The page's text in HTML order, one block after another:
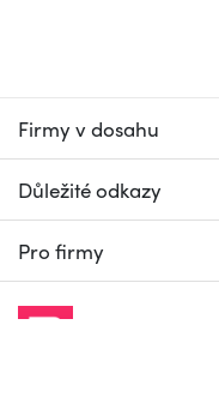
Firmy v dosahu
Důležité odkazy
Pro firmy